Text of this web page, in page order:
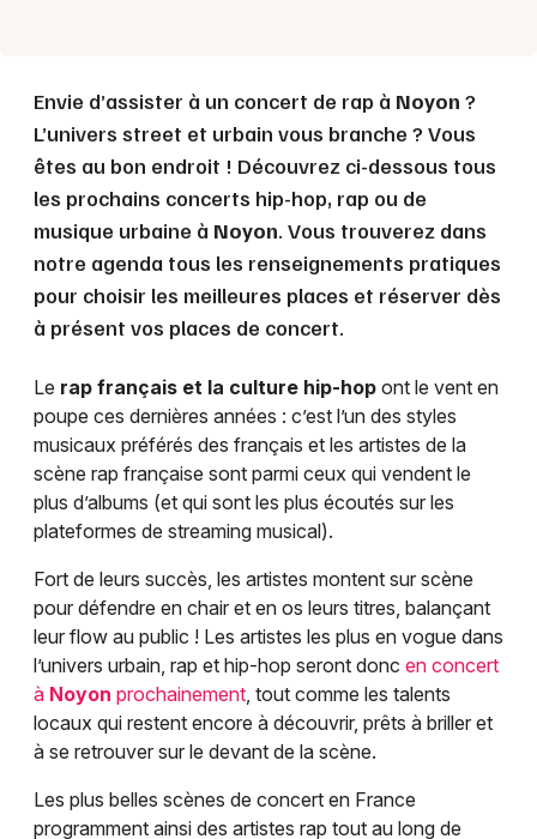
Envie d’assister à un concert de rap à Noyon ?
L’univers street et urbain vous branche ? Vous
êtes au bon endroit ! Découvrez ci-dessous tous
les prochains concerts hip-hop, rap ou de
musique urbaine à Noyon. Vous trouverez dans
notre agenda tous les renseignements pratiques
pour choisir les meilleures places et réserver dès
à présent vos places de concert.
Le rap français et la culture hip-hop ont le vent en
poupe ces dernières années : c’est l’un des styles
musicaux préférés des français et les artistes de la
scène rap française sont parmi ceux qui vendent le
plus d’albums (et qui sont les plus écoutés sur les
plateformes de streaming musical).
Fort de leurs succès, les artistes montent sur scène
pour défendre en chair et en os leurs titres, balançant
leur flow au public ! Les artistes les plus en vogue dans
l’univers urbain, rap et hip-hop seront donc en concert
à Noyon prochainement, tout comme les talents
locaux qui restent encore à découvrir, prêts à briller et
à se retrouver sur le devant de la scène.
Les plus belles scènes de concert en France
programment ainsi des artistes rap tout au long de